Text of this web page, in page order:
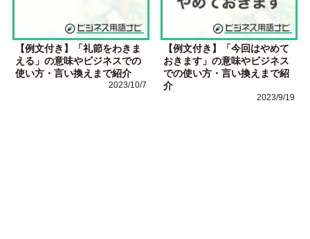
【例文付き】「礼節をわきま
える」の意味やビジネスでの
使い方・言い換えまで紹介
2023/10/7
【例文付き】「今回はやめて
おきます」の意味やビジネス
での使い方・言い換えまで紹
介
2023/9/19